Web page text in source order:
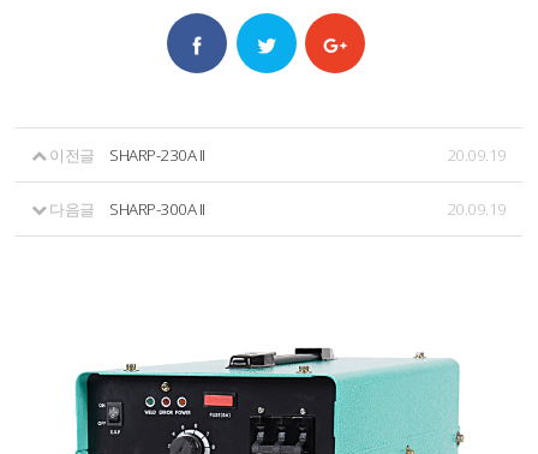
이전글 SHARP-230A II 20.09.19
다음글 SHARP-300A II 20.09.19